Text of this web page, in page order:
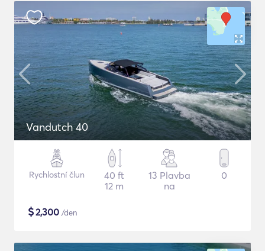
Vandutch 40
Rychlostní člun
40 ft
12 m
13 Plavba
na
0
$2,300 /den